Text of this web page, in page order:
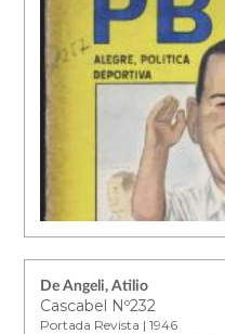
De Angeli, Atilio
Cascabel Nº232
Portada Revista | 1946